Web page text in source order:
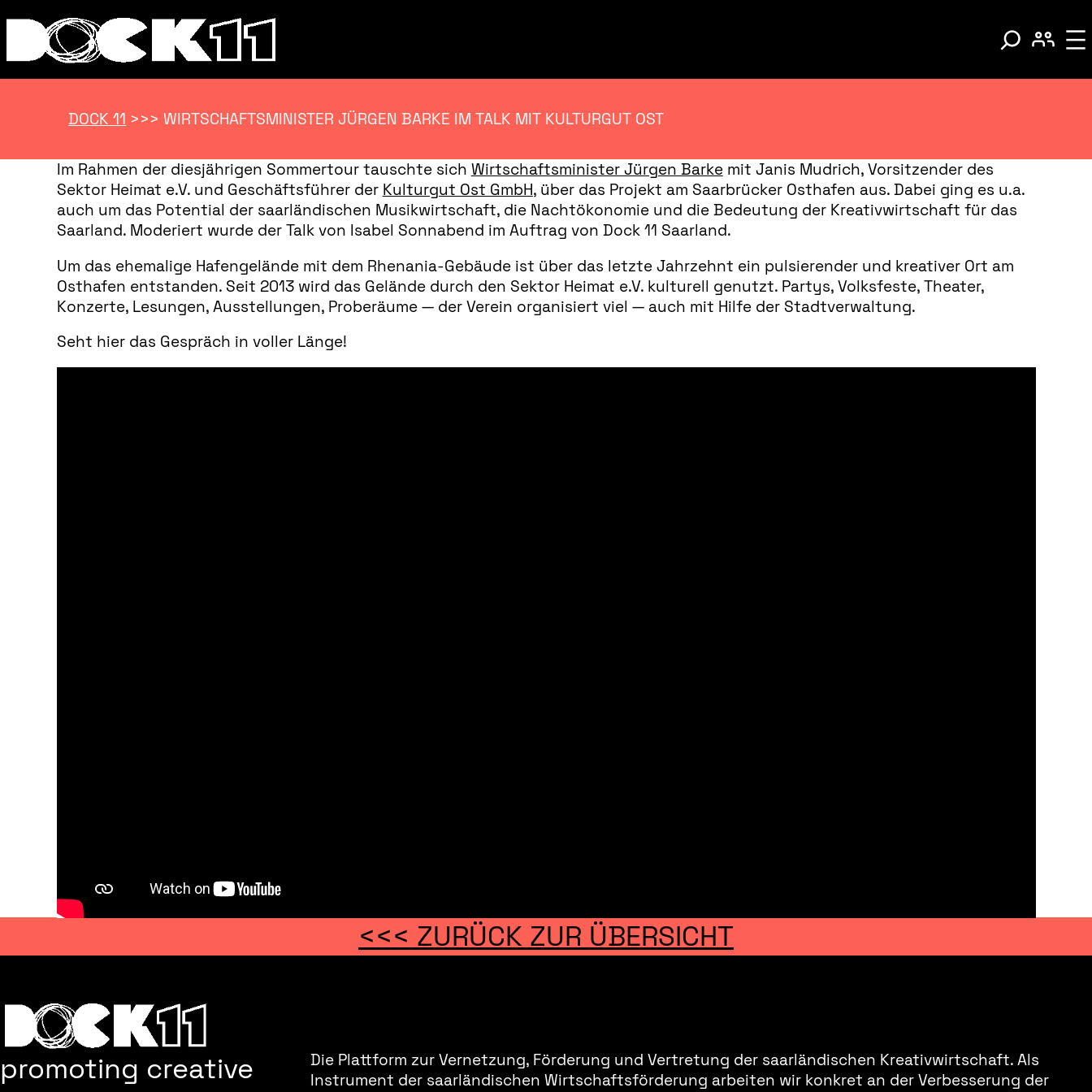
DOCK 11 >>>WIRTSCHAFTSMINISTER JÜRGEN BARKE IM TALK MIT KULTURGUT OST
Im Rahmen der diesjährigen Sommertour tauschte sich Wirtschaftsminister Jürgen Barkemit Janis Mudrich, Vorsitzender des
Sektor Heimat e.V. und Geschäftsführer der Kulturgut Ost GmbH, über das Projekt am Saarbrücker Osthafen aus. Dabei ging es u.a.
auch um das Potential der saarländischen Musikwirtschaft, die Nachtökonomie und die Bedeutung der Kreativwirtschaft für das
Saarland. Moderiert wurde der Talk von Isabel Sonnabend im Auftrag von Dock 11 Saarland.
Um das ehemalige Hafengelände mit dem Rhenania-Gebäude ist über das letzte Jahrzehnt ein pulsierender und kreativer Ort am
Osthafen entstanden. Seit 2013 wird das Gelände durch den Sektor Heimat e.V. kulturell genutzt. Partys, Volksfeste, Theater,
Konzerte, Lesungen, Ausstellungen, Proberäume — der Verein organisiert viel — auch mit Hilfe der Stadtverwaltung.
Seht hier das Gespräch in voller Länge!
<<< ZURÜCK ZUR ÜBERSICHT
promoting creative
Die Plattform zur Vernetzung, Förderung und Vertretung der saarländischen Kreativwirtschaft. Als
Instrument der saarländischen Wirtschaftsförderung arbeiten wir konkret an der Verbesserung der